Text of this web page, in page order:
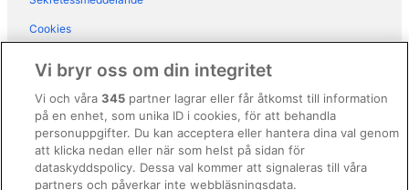
Husvagnscampingar i Portofino
Semesterparker i Portofino
B&B i Rapallo
Husbåtar i Rapallo
Husvagnscampingar i Recco
Cookies
Regler och villkor för Vrbo
Tillgänglighetsanpassning
Juridisk information/Kontakta oss
Vi bryr oss om din integritet
Vi och våra345 partner lagrar eller får åtkomst till information
på en enhet, som unika ID i cookies, för att behandla
personuppgifter. Du kan acceptera eller hantera dina val genom
att klicka nedan eller när som helst på sidan för
dataskyddspolicy. Dessa val kommer att signaleras till våra
partners och påverkar inte webbläsningsdata.